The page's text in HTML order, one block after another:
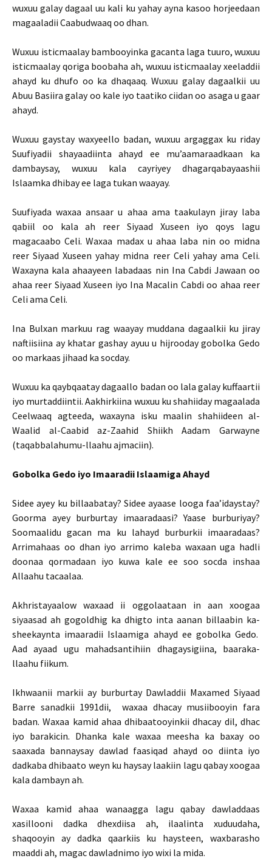
wuxuu galay dagaal uu kali ku yahay ayna kasoo horjeedaan
magaaladii Caabudwaaq oo dhan.
Wuxuu isticmaalay bambooyinka gacanta laga tuuro, wuxuu
isticmaalay qoriga boobaha ah, wuxuu isticmaalay xeeladdii
ahayd ku dhufo oo ka dhaqaaq. Wuxuu galay dagaalkii uu
Abuu Basiira galay oo kale iyo taatiko ciidan oo asaga u gaar
ahayd.
Wuxuu gaystay waxyeello badan, wuxuu argaggax ku riday
Suufiyadii shayaadiinta ahayd ee mu’aamaraadkaan ka
dambaysay, wuxuu kala cayriyey dhagarqabayaashii
Islaamka dhibay ee laga tukan waayay.
Suufiyada waxaa ansaar u ahaa ama taakulayn jiray laba
qabiil oo kala ah reer Siyaad Xuseen iyo qoys lagu
magacaabo Celi. Waxaa madax u ahaa laba nin oo midna
reer Siyaad Xuseen yahay midna reer Celi yahay ama Celi.
Waxayna kala ahaayeen labadaas nin Ina Cabdi Jawaan oo
ahaa reer Siyaad Xuseen iyo Ina Macalin Cabdi oo ahaa reer
Celi ama Celi.
Ina Bulxan markuu rag waayay muddana dagaalkii ku jiray
naftiisiina ay khatar gashay ayuu u hijrooday gobolka Gedo
oo markaas jihaad ka socday.
Wuxuu ka qaybqaatay dagaallo badan oo lala galay kuffaartii
iyo murtaddiintii. Aakhirkiina wuxuu ku shahiiday magaalada
Ceelwaaq agteeda, waxayna isku maalin shahiideen al-
Waalid al-Caabid az-Zaahid Shiikh Aadam Garwayne
(taqabbalahumu-llaahu ajmaciin).
Gobolka Gedo iyo Imaaradii Islaamiga Ahayd
Sidee ayey ku billaabatay? Sidee ayaase looga faa’idaystay?
Goorma ayey burburtay imaaradaasi? Yaase burburiyay?
Soomaalidu gacan ma ku lahayd burburkii imaaradaas?
Arrimahaas oo dhan iyo arrimo kaleba waxaan uga hadli
doonaa qormadaan iyo kuwa kale ee soo socda inshaa
Allaahu tacaalaa.
Akhristayaalow waxaad ii oggolaataan in aan xoogaa
siyaasad ah gogoldhig ka dhigto inta aanan billaabin ka-
sheekaynta imaaradii Islaamiga ahayd ee gobolka Gedo.
Aad ayaad ugu mahadsantihiin dhagaysigiina, baaraka-
llaahu fiikum.
Ikhwaanii markii ay burburtay Dawladdii Maxamed Siyaad
Barre sanadkii 1991dii, waxaa dhacay musiibooyin fara
badan. Waxaa kamid ahaa dhibaatooyinkii dhacay dil, dhac
iyo barakicin. Dhanka kale waxaa meesha ka baxay oo
saaxada bannaysay dawlad faasiqad ahayd oo diinta iyo
dadkaba dhibaato weyn ku haysay laakiin lagu qabay xoogaa
kala dambayn ah.
Waxaa kamid ahaa wanaagga lagu qabay dawladdaas
xasillooni dadka dhexdiisa ah, ilaalinta xuduudaha,
shaqooyin ay dadka qaarkiis ku haysteen, waxbarasho
maaddi ah, magac dawladnimo iyo wixi la mida.